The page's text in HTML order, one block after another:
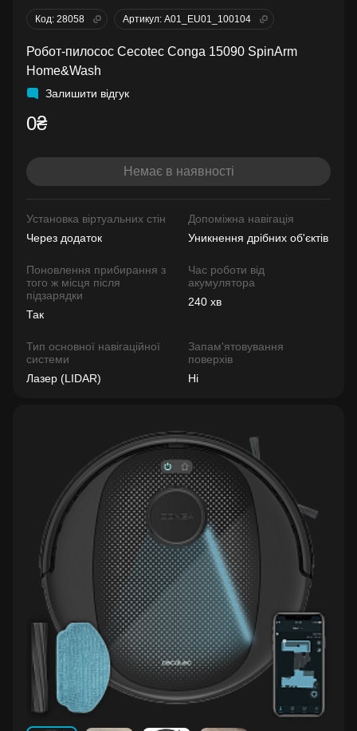
Код: 28058 Артикул: A01_EU01_100104
Робот-пилосос Cecotec Conga 15090 SpinArm
Home&Wash
Залишити відгук
0₴
Немає в наявності
Установка віртуальних стін
Через додаток
Допоміжна навігація
Уникнення дрібних об'єктів
Поновлення прибирання з
того ж місця після
підзарядки
Так
Час роботи від
акумулятора
240 хв
Тип основної навігаційної
системи
Лазер (LIDAR)
Запам'ятовування
поверхів
Ні